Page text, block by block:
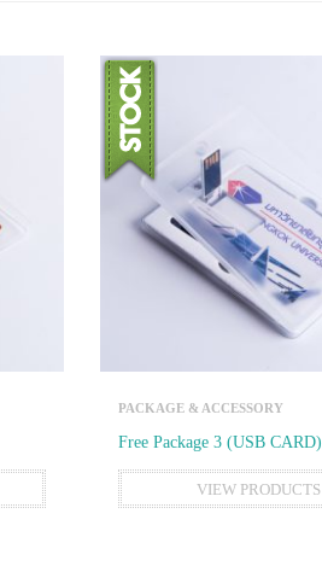
PACKAGE & ACCESSORY
Free Package 3 (USB CARD)
VIEW PRODUCTS